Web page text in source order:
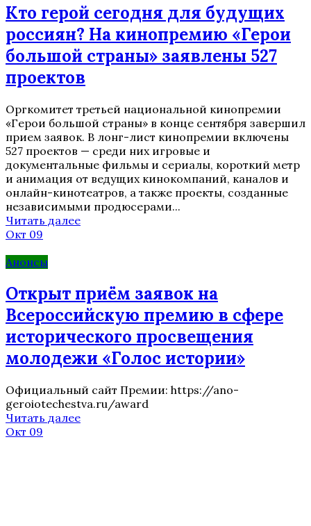
Кто герой сегодня для будущих
россиян? На кинопремию «Герои
большой страны» заявлены 527
проектов
Оргкомитет третьей национальной кинопремии
«Герои большой страны» в конце сентября завершил
прием заявок. В лонг-лист кинопремии включены
527 проектов — среди них игровые и
документальные фильмы и сериалы, короткий метр
и анимация от ведущих кинокомпаний, каналов и
онлайн-кинотеатров, а также проекты, созданные
независимыми продюсерами...
Читать далее
Окт 09
Анонсы
Открыт приём заявок на
Всероссийскую премию в сфере
исторического просвещения
молодежи «Голос истории»
Официальный сайт Премии: https://ano-
geroiotechestva.ru/award
Читать далее
Окт 09